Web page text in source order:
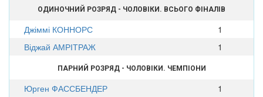
ОДИНОЧНИЙ РОЗРЯД - ЧОЛОВІКИ. ВСЬОГО ФІНАЛІВ
Джіммі КОННОРС
1
Віджай АМРІТРАЖ
1
ПАРНИЙ РОЗРЯД - ЧОЛОВІКИ. ЧЕМПІОНИ
Юрген ФАССБЕНДЕР
1